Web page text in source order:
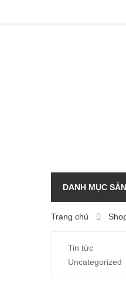
DANH MỤC
Trang chủ
Tin tức
Uncategorized